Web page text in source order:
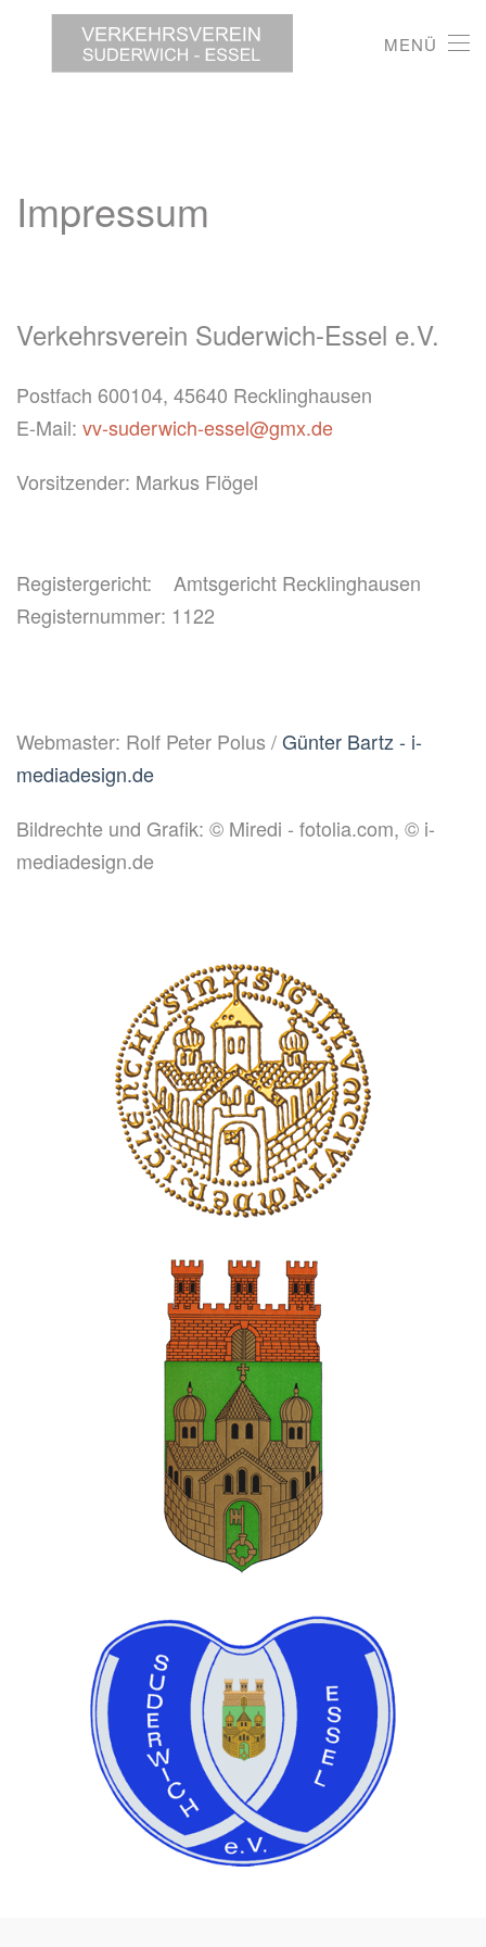
MENÜ
Impressum
Verkehrsverein Suderwich-Essel e.V.
Postfach 600104, 45640 Recklinghausen
E-Mail: vv-suderwich-essel@gmx.de
Vorsitzender: Markus Flögel
Registergericht: Amtsgericht Recklinghausen
Registernummer: 1122
Webmaster: Rolf Peter Polus /Günter Bartz - i-
mediadesign.de
Bildrechte und Grafik: © Miredi - fotolia.com, © i-
mediadesign.de